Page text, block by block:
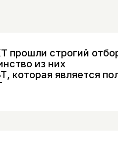
прошли строгий
из них
которая является